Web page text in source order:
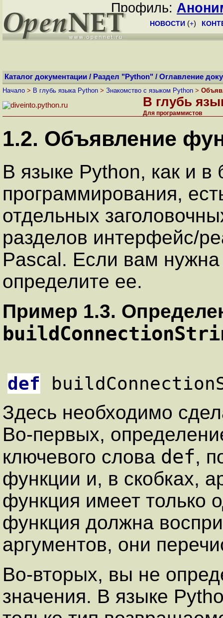
Профиль:
НОВОСТИ (+)
Каталог документации / Раздел "Python" / Оглавление
Начало > В глубь языка Python > Знакомство с языком Python >
В глубь
Для программистов
1.2. Объявление
В языке Python, как и в
программирования,
отдельных
разделов интерфейс/
Pascal. Если вам
определите ее.
Пример 1.3.
def
Здесь необходимо
Во-первых,
ключевого слова def,
функции и, в скобках,
функция имеет только
функция должна
аргументов, они
Во-вторых, вы не
значения. В языке